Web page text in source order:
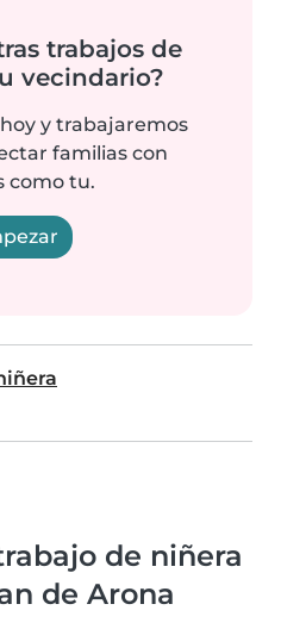
trabajos de
vecindario?
y trabajaremos
familias con
como tu.
de niñera
de Arona